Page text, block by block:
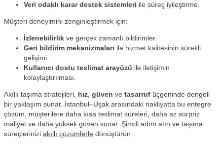
Veri odaklı karar destek sistemleri ile süreç iyileştirme.
Müşteri deneyimini zenginleştirmek için:
İzlenebilirlik ve gerçek zamanlı bildirimler.
Geri bildirim mekanizmaları ile hizmet kalitesinin sürekli
gelişimi.
Kullanıcı dostu teslimat arayüzü ile iletişimin
kolaylaştırılması.
Akıllı taşıma stratejileri, hız güven ve tasarruf üçgeninde dengeli
bir yaklaşım sunar. İstanbul–Uşak arasındaki nakliyatta bu entegre
çözüm, müşterilere daha kısa teslimat süreleri, daha az sürpriz
maliyet ve daha yüksek güven sunar. Şimdi adım atın ve taşıma
süreçlerinizi akıllı çözümlerle dönüştürün.